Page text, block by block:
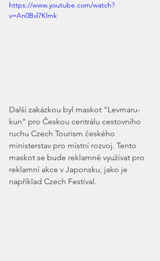
https://www.youtube.com/watch?
v=An0Bvl7Klmk
Další zakázkou byl maskot "Levmaru-
kun" pro Českou centrálu cestovního
ruchu Czech Tourism českého
ministerstav pro místní rozvoj. Tento
maskot se bude reklamně využívat pro
reklamní akce v Japonsku, jako je
například Czech Festival.